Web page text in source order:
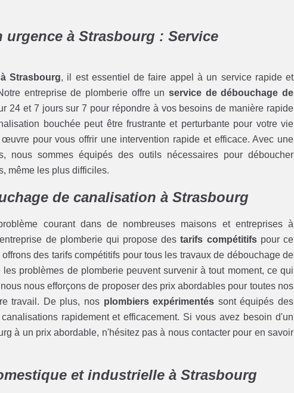
à Strasbourg : Service
Strasbourg, il est essentiel de faire appel à un service rapide et
entreprise de plomberie offre un service de débouchage de
24 et 7 jours sur 7 pour répondre à vos besoins de manière rapide
bouchée peut être frustrante et perturbante pour votre vie
pour vous offrir une intervention rapide et efficace. Avec une
nous sommes équipés des outils nécessaires pour déboucher
même les plus difficiles.
de canalisation à Strasbourg
courant dans de nombreuses maisons et entreprises à
de plomberie qui propose destarifs compétitifspour ce
des tarifs compétitifs pour tous les travaux de débouchage de
problèmes de plomberie peuvent survenir à tout moment, ce qui
nous efforçons de proposer des prix abordables pour toutes nos
travail. De plus, nos plombiers expérimentés sont équipés des
rapidement et efficacement. Si vous avez besoin d'un
à un prix abordable, n'hésitez pas à nous contacter pour en savoir
et industrielle à Strasbourg